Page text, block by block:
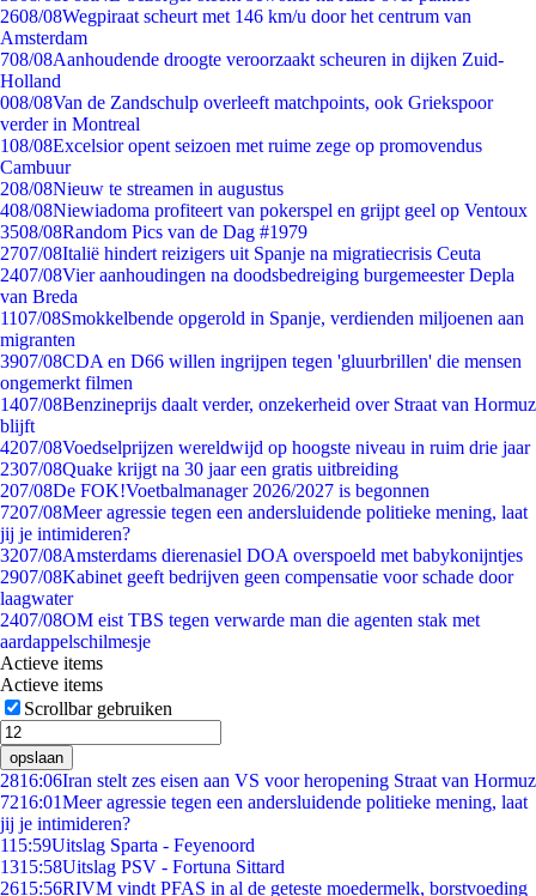
2608/08Wegpiraat scheurt met 146 km/u door het centrum van
Amsterdam
708/08Aanhoudende droogte veroorzaakt scheuren in dijken Zuid-
Holland
008/08Van de Zandschulp overleeft matchpoints, ook Griekspoor
verder in Montreal
108/08Excelsior opent seizoen met ruime zege op promovendus
Cambuur
208/08Nieuw te streamen in augustus
408/08Niewiadoma profiteert van pokerspel en grijpt geel op Ventoux
3508/08Random Pics van de Dag #1979
2707/08Italië hindert reizigers uit Spanje na migratiecrisis Ceuta
2407/08Vier aanhoudingen na doodsbedreiging burgemeester Depla
van Breda
1107/08Smokkelbende opgerold in Spanje, verdienden miljoenen aan
migranten
3907/08CDA en D66 willen ingrijpen tegen 'gluurbrillen' die mensen
ongemerkt filmen
1407/08Benzineprijs daalt verder, onzekerheid over Straat van Hormuz
blijft
4207/08Voedselprijzen wereldwijd op hoogste niveau in ruim drie jaar
2307/08Quake krijgt na 30 jaar een gratis uitbreiding
207/08De FOK!Voetbalmanager 2026/2027 is begonnen
7207/08Meer agressie tegen een andersluidende politieke mening, laat
jij je intimideren?
3207/08Amsterdams dierenasiel DOA overspoeld met babykonijntjes
2907/08Kabinet geeft bedrijven geen compensatie voor schade door
laagwater
2407/08OM eist TBS tegen verwarde man die agenten stak met
aardappelschilmesje
Actieve items
Actieve items
Scrollbar gebruiken
opslaan
2816:06Iran stelt zes eisen aan VS voor heropening Straat van Hormuz
7216:01Meer agressie tegen een andersluidende politieke mening, laat
jij je intimideren?
115:59Uitslag Sparta - Feyenoord
1315:58Uitslag PSV - Fortuna Sittard
2615:56RIVM vindt PFAS in al de geteste moedermelk, borstvoeding